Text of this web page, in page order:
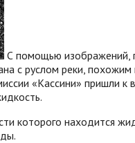
С помощью изображений,
с руслом реки,
«Кассини» пришли
которого находится